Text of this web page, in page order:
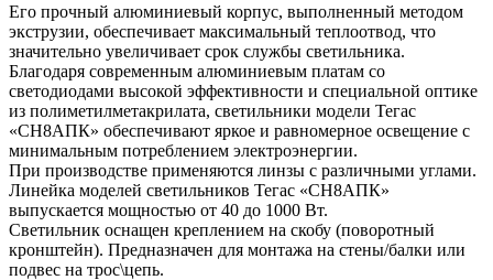
Его прочный алюминиевый корпус, выполненный методом
экструзии, обеспечивает максимальный теплоотвод, что
значительно увеличивает срок службы светильника.
Благодаря современным алюминиевым платам со
светодиодами высокой эффективности и специальной оптике
из полиметилметакрилата, светильники модели Тегас
«СН8АПК» обеспечивают яркое и равномерное освещение с
минимальным потреблением электроэнергии.
При производстве применяются линзы с различными углами.
Линейка моделей светильников Тегас «СН8АПК»
выпускается мощностью от 40 до 1000 Вт.
Светильник оснащен креплением на скобу (поворотный
кронштейн). Предназначен для монтажа на стены/балки или
подвес на трос\цепь.